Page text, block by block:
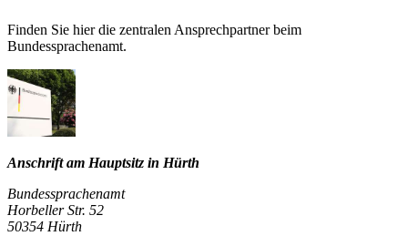
Finden Sie hier die zentralen Ansprechpartner beim
Bundessprachenamt.
Anschrift am Hauptsitz in Hürth
Bundessprachenamt
Horbeller Str. 52
50354 Hürth